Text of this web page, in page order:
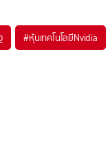
#หุ้นเทคโนโลยีNvidia